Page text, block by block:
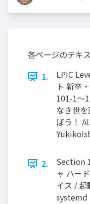
各ページのテキ
1.
LPIC
ト 新卒
101-1〜
なき世
ぼう！
2.
Section
ャ ハー
イス /
systemd